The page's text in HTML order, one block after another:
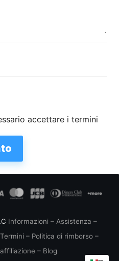
accettare i termini
Informazioni – Assistenza –
Termini– Politica di rimborso–
– Blog